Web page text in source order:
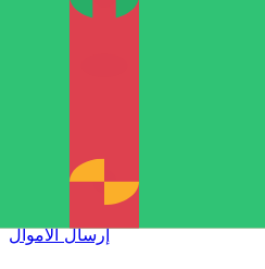
بسرعة وسهولة وأمان. تتبع مباشر
إرسال الأموال